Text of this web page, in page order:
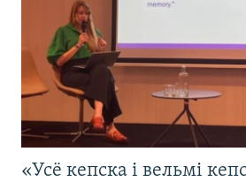
«Усё кепска і вельмі